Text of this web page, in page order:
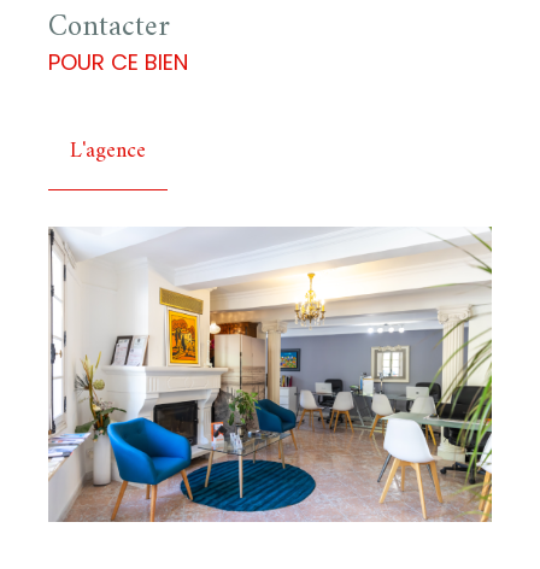
Contacter
POUR CE BIEN
L'agence